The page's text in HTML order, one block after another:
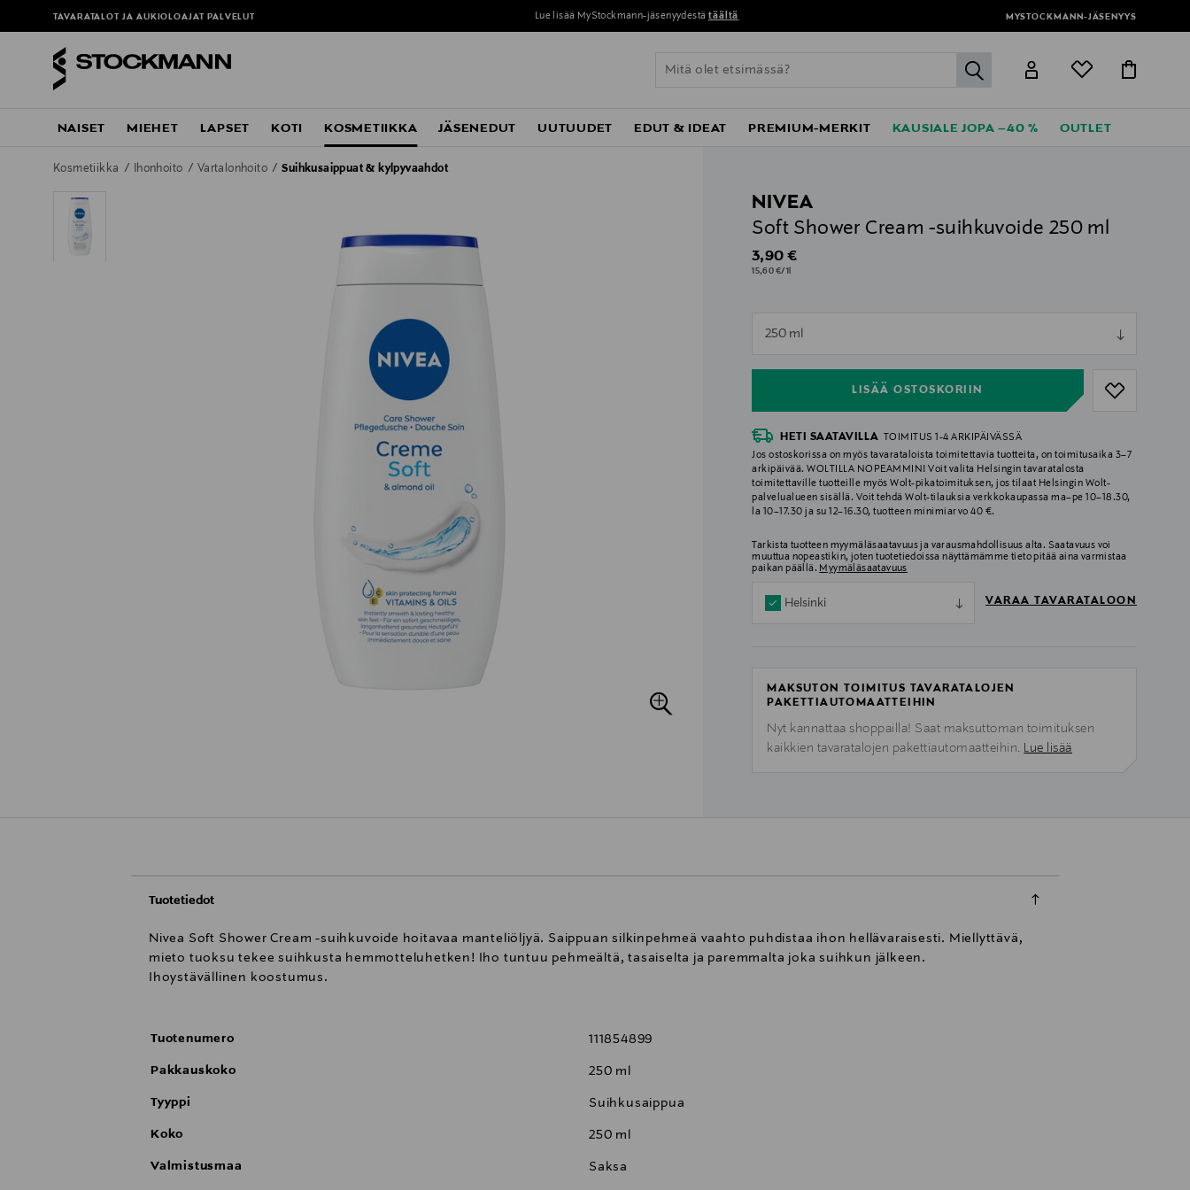
TAVARATALOT JA AUKIOLOAJAT PALVELUT Lue lisää MyStockmann-jäsenyydestä täältä MYSTOCKMANN-JÄSENYYS
label.header.go
NAISET MIEHET LAPSET KOTI KOSMETIIKKA JÄSENEDUT UUTUUDET EDUT & IDEAT PREMIUM-MERKIT KAUSIALE JOPA –40 % OUTLET
Kosmetiikka Ihonhoito Vartalonhoito Suihkusaippuat & kylpyvaahdot
NIVEA
Soft Shower Cream -suihkuvoide 250 ml
Original Price
3,90 €
15,60 €/1l
250 ml
LISÄÄ OSTOSKORIIN
null
HETI SAATAVILLA
TOIMITUS 1-4 ARKIPÄIVÄSSÄ
Jos ostoskorissa on myös tavarataloista toimitettavia tuotteita, on toimitusaika 3–7
arkipäivää. WOLTILLA NOPEAMMIN! Voit valita Helsingin tavaratalosta
toimitettaville tuotteille myös Wolt-pikatoimituksen, jos tilaat Helsingin Wolt-
palvelualueen sisällä. Voit tehdä Wolt-tilauksia verkkokaupassa ma–pe 10–18.30,
la 10–17.30 ja su 12–16.30, tuotteen minimiarvo 40 €.
Tarkista tuotteen myymäläsaatavuus ja varausmahdollisuus alta. Saatavuus voi
muuttua nopeastikin, joten tuotetiedoissa näyttämämme tieto pitää aina varmistaa
paikan päällä. Myymäläsaatavuus
Helsinki VARAA TAVARATALOON
MAKSUTON TOIMITUS TAVARATALOJEN
PAKETTIAUTOMAATTEIHIN
Nyt kannattaa shoppailla! Saat maksuttoman toimituksen
kaikkien tavaratalojen pakettiautomaatteihin. Lue lisää
Tuotetiedot
Nivea Soft Shower Cream -suihkuvoide hoitavaa manteliöljyä. Saippuan silkinpehmeä vaahto puhdistaa ihon hellävaraisesti. Miellyttävä,
mieto tuoksu tekee suihkusta hemmotteluhetken! Iho tuntuu pehmeältä, tasaiselta ja paremmalta joka suihkun jälkeen.
Ihoystävällinen koostumus.
Tuotenumero 111854899
Pakkauskoko 250 ml
Tyyppi Suihkusaippua
Koko 250 ml
Valmistusmaa Saksa